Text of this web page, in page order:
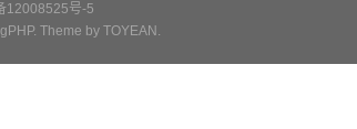
12008525号-5
. Theme by TOYEAN .